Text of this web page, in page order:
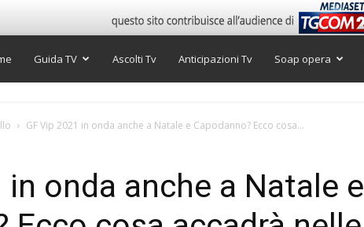
Guida TV Ascolti Tv Anticipazioni Tv Soap opera
GF Vip 2021 in onda anche a Natale e Capodanno? Ecco cosa...
in onda anche a Natale e